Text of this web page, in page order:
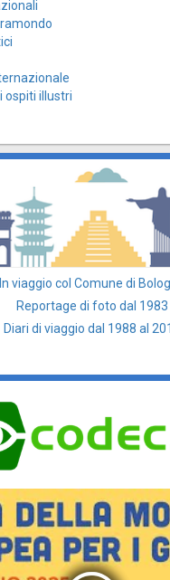
ospiti illustri
In viaggio col Comune di
Reportage di foto dal 1983
Diari di viaggio dal 1988 al